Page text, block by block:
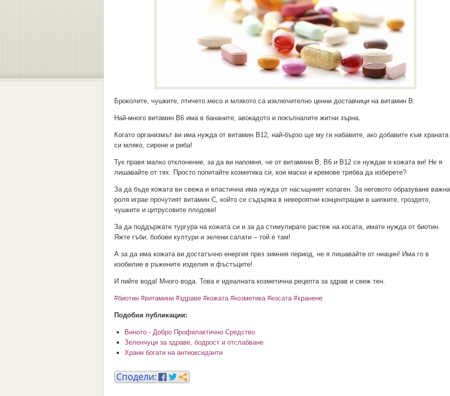
Броколите, чушките, птичето месо и млякото са изключително ценни доставчици на витамин В.
Най-много витамин В6 има в бананите, авокадото и покълналите житни зърна.
Когато организмът ви има нужда от витамин В12, най-бързо ще му ги набавите, ако добавите към храната
си мляко, сирене и риба!
Тук правя малко отклонение, за да ви напомня, че от витамини В, В6 и В12 се нуждае и кожата ви! Не я
лишавайте от тях. Просто попитайте козметика си, кои маски и кремове трябва да изберете?
За да бъде кожата ви свежа и еластична има нужда от насъщният колаген. За неговото образуване важна
роля играе прочутият витамин С, който се съдържа в невероятни концентрации в шипките, гроздето,
чушките и цитрусовите плодове!
За да поддържате тургура на кожата си и за да стимулирате растеж на косата, имате нужда от биотин.
Яжте гъби, бобови култури и зелени салати – той е там!
А за да има кожата ви достатъчно енергия през зимния период, не я лишавайте от ниацин! Има го в
изобилие в ръжените изделия и фъстъците!
И пийте вода! Много вода. Това е идеалнaтa козметична рецепта за здрав и свеж тен.
#биотин #витамини #здраве #кожата #козметика #косата #хранене
Подобни публикации:
Виното - Добро Профилактично Средство
Зеленчуци за здраве, бодрост и отслабване
Храни богати на антиоксиданти